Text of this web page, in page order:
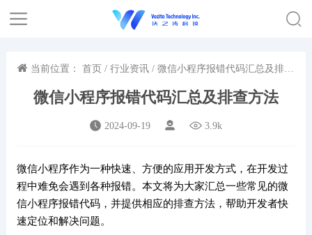
当前位置： 首页 / 行业资讯/ 微信小程序报错代码汇总及排查
微信小程序报错代码汇总及排查方法
2024-09-19 3.9k
微信小程序作为一种快速、方便的应用开发方式，在开发过
程中难免会遇到各种报错。本文将为大家汇总一些常见的微
信小程序报错代码，并提供相应的排查方法，帮助开发者快
速定位和解决问题。